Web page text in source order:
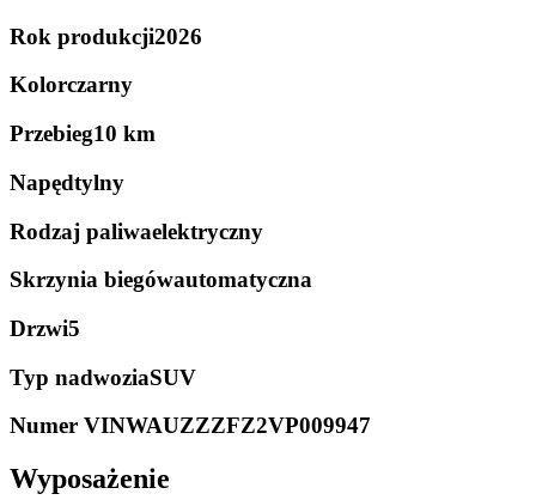
Rok produkcji2026
Kolorczarny
Przebieg10 km
Napędtylny
Rodzaj paliwaelektryczny
Skrzynia biegówautomatyczna
Drzwi5
Typ nadwoziaSUV
Numer VINWAUZZZFZ2VP009947
Wyposażenie